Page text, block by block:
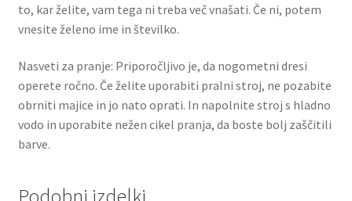
to, kar želite, vam tega ni treba več vnašati. Če ni, potem
vnesite želeno ime in številko.
Nasveti za pranje: Priporočljivo je, da nogometni dresi
operete ročno. Če želite uporabiti pralni stroj, ne pozabite
obrniti majice in jo nato oprati. In napolnite stroj s hladno
vodo in uporabite nežen cikel pranja, da boste bolj zaščitili
barve.